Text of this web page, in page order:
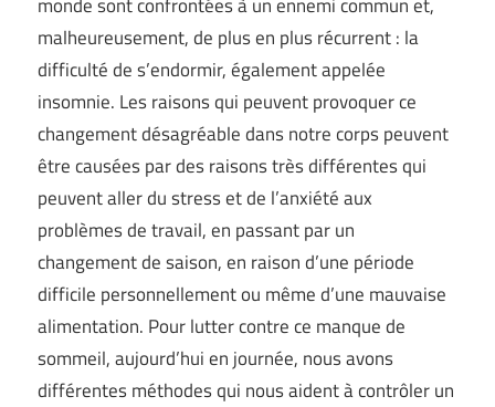
malheureusement, de plus en plus récurrent : la
difficulté de s’endormir, également appelée
insomnie. Les raisons qui peuvent provoquer ce
changement désagréable dans notre corps peuvent
être causées par des raisons très différentes qui
peuvent aller du stress et de l’anxiété aux
problèmes de travail, en passant par un
changement de saison, en raison d’une période
difficile personnellement ou même d’une mauvaise
alimentation. Pour lutter contre ce manque de
sommeil, aujourd’hui en journée, nous avons
différentes méthodes qui nous aident à contrôler un